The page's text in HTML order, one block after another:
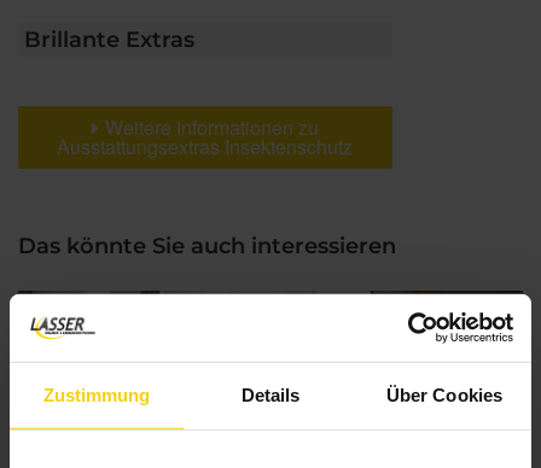
Zustimmung Details Über Cookies
Brillante Extras
Weitere Informationen zu
Ausstattungsextras Insektenschutz
Das könnte Sie auch interessieren